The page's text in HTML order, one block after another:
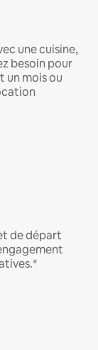
une cuisine,
besoin pour
un mois ou
de départ